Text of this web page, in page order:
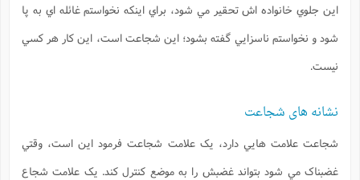
اين جلوي خانواده اش تحقير مي شود، براي اينکه نخواستم غائله اي به پا
شود و نخواستم ناسزايي گفته بشود؛ اين شجاعت است، اين کار هر کسي
نيست.
نشانه های شجاعت
شجاعت علامت هايي دارد، يک علامت شجاعت فرمود اين است، وقتي
غضبناک مي شود بتواند غضبش را به موضع کنترل کند. يک علامت شجاع